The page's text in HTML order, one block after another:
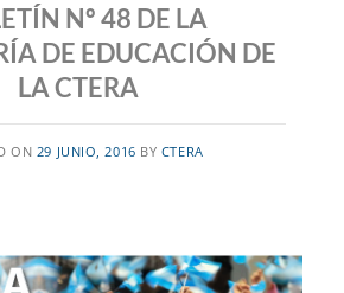
Nº 48 DE LA
DE EDUCACIÓN DE
LA CTERA
ON 29 JUNIO, 2016 BY CTERA